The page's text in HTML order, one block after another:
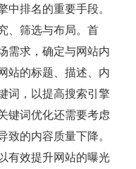
排名的重要手段。
、筛选与布局。首
需求，确定与网站内
站的标题、描述、内
词，以提高搜索引擎
键词优化还需要考虑
的内容质量下降。
有效提升网站的曝光